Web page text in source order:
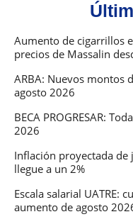
Aumento de cigarrillos
precios de Massalin
ARBA: Nuevos montos
agosto 2026
BECA PROGRESAR:
2026
Inflación proyectada
llegue a un 2%
Escala salarial UATRE:
aumento de agosto